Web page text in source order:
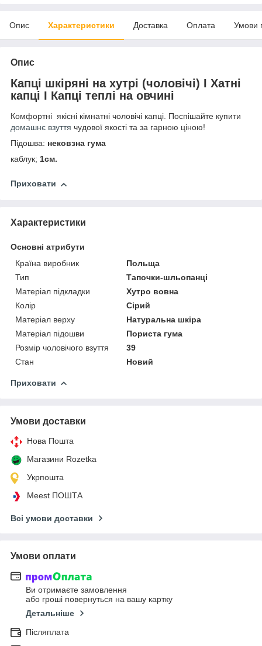
Опис Характеристики Доставка Оплата Умови
Опис
Капці шкіряні на хутрі (чоловічі) I Хатні
капці I Капці теплі на овчині
Комфортні якісні кімнатні чоловічі капці. Поспішайте купити
домашнє взуття чудової якості та за гарною ціною!
Підошва: нековзна гума
каблук; 1см.
Приховати
Характеристики
Основні атрибути
Країна виробник
Польща
Тип
Тапочки-шльопанці
Матеріал підкладки
Хутро вовна
Колір
Сірий
Матеріал верху
Натуральна шкіра
Матеріал підошви
Пориста гума
Розмір чоловічого взуття
39
Стан
Новий
Приховати
Умови доставки
Нова Пошта
Магазини Rozetka
Укрпошта
Meest ПОШТА
Всі умови доставки
Умови оплати
Ви отримаєте замовлення
або гроші повернуться на вашу картку
Детальніше
Післяплата